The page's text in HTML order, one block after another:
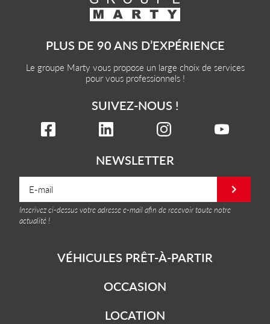
PLUS DE 90 ANS D’EXPÉRIENCE
Le groupe Marty vous propose un large choix de services
pour vous professionnels !
SUIVEZ-NOUS !
NEWSLETTER
Inscrivez ci-dessus votre adresse e-mail afin de recevoir toute notre
actualité !
VÉHICULES PRÊT-À-PARTIR
OCCASION
LOCATION